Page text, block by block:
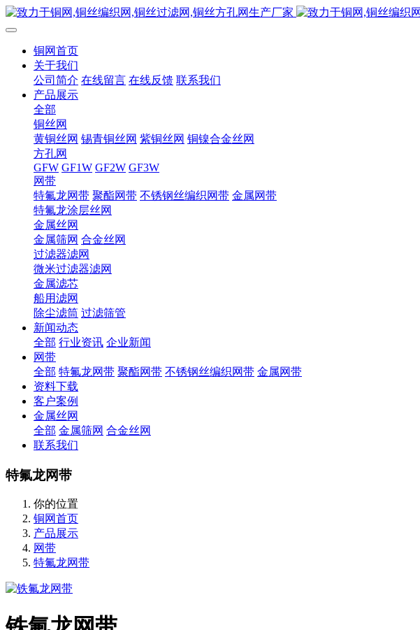
铜网首页
关于我们
公司简介 在线留言 在线反馈 联系我们
产品展示
全部
铜丝网
黄铜丝网 锡青铜丝网 紫铜丝网 铜镍合金丝网
方孔网
GFW GF1W GF2W GF3W
网带
特氟龙网带 聚酯网带 不锈钢丝编织网带 金属网带
特氟龙涂层丝网
金属丝网
金属筛网 合金丝网
过滤器滤网
微米过滤器滤网
金属滤芯
船用滤网
除尘滤筒 过滤筛管
新闻动态
全部 行业资讯 企业新闻
网带
全部 特氟龙网带 聚酯网带 不锈钢丝编织网带 金属网带
资料下载
客户案例
金属丝网
全部 金属筛网 合金丝网
联系我们
特氟龙网带
你的位置
铜网首页
产品展示
网带
特氟龙网带